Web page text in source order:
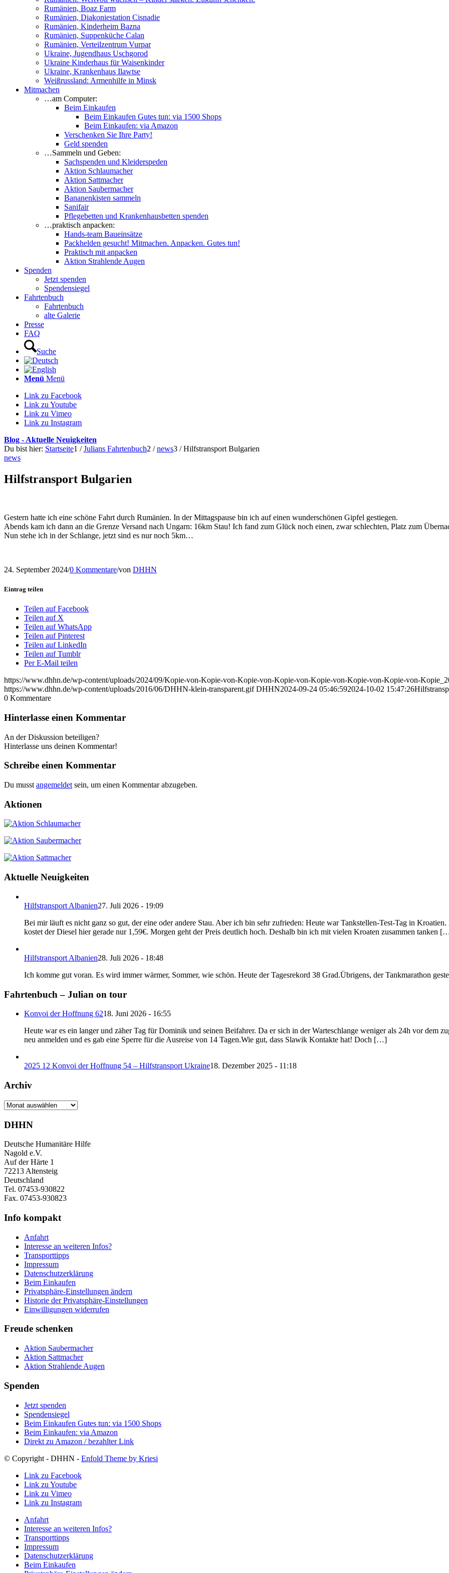
Rumänien, Boaz Farm
Rumänien, Diakoniestation Cisnadie
Rumänien, Kinderheim Bazna
Rumänien, Suppenküche Calan
Rumänien, Verteilzentrum Vurpar
Ukraine, Jugendhaus Uschgorod
Ukraine Kinderhaus für Waisenkinder
Ukraine, Krankenhaus Ilawtse
Weißrussland: Armenhilfe in Minsk
Mitmachen
…am Computer:
Beim Einkaufen
Beim Einkaufen Gutes tun: via 1500 Shops
Beim Einkaufen: via Amazon
Verschenken Sie Ihre Party!
Geld spenden
…Sammeln und Geben:
Sachspenden und Kleiderspeden
Aktion Schlaumacher
Aktion Sattmacher
Aktion Saubermacher
Bananenkisten sammeln
Sanifair
Pflegebetten und Krankenhausbetten spenden
…praktisch anpacken:
Hands-team Baueinsätze
Packhelden gesucht! Mitmachen. Anpacken. Gutes tun!
Praktisch mit anpacken
Aktion Strahlende Augen
Spenden
Jetzt spenden
Spendensiegel
Fahrtenbuch
Fahrtenbuch
alte Galerie
Presse
FAQ
Suche
Menü Menü
Link zu Facebook
Link zu Youtube
Link zu Vimeo
Link zu Instagram
Blog - Aktuelle Neuigkeiten
Du bist hier: Startseite1 / Julians Fahrtenbuch2 / news3 / Hilfstransport Bulgarien
news
Hilfstransport Bulgarien
Gestern hatte ich eine schöne Fahrt durch Rumänien. In der Mittagspause bin ich auf einen wunderschönen Gipfel gestiegen.
Abends kam ich dann an die Grenze Versand nach Ungarn: 16km Stau! Ich fand zum Glück noch einen, zwar schlechten, Platz zum
Nun stehe ich in der Schlange, jetzt sind es nur noch 5km…
24. September 2024/0 Kommentare/von DHHN
Eintrag teilen
Teilen auf Facebook
Teilen auf X
Teilen auf WhatsApp
Teilen auf Pinterest
Teilen auf LinkedIn
Teilen auf Tumblr
Per E-Mail teilen
https://www.dhhn.de/wp-content/uploads/2024/09/Kopie-von-Kopie-von-Kopie-von-Kopie-von-Kopie-von-Kopie-von-Kopie-von-
https://www.dhhn.de/wp-content/uploads/2016/06/DHHN-klein-transparent.gif DHHN2024-09-24 05:46:592024-10-02 15:47:26
0 Kommentare
Hinterlasse einen Kommentar
An der Diskussion beteiligen?
Hinterlasse uns deinen Kommentar!
Schreibe einen Kommentar
Du musst angemeldet sein, um einen Kommentar abzugeben.
Aktionen
Aktuelle Neuigkeiten
Hilfstransport Albanien27. Juli 2026 - 19:09
Bei mir läuft es nicht ganz so gut, der eine oder andere Stau. Aber ich bin sehr zufrieden: Heute war Tankstellen-Test-Tag in
kostet der Diesel hier gerade nur 1,59€. Morgen geht der Preis deutlich hoch. Deshalb bin ich mit vielen Kroaten zusammen tanken
Hilfstransport Albanien28. Juli 2026 - 18:48
Ich komme gut voran. Es wird immer wärmer, Sommer, wie schön. Heute der Tagesrekord 38 Grad.Übrigens, der Tankmarathon
Fahrtenbuch – Julian on tour
Konvoi der Hoffnung 6218. Juni 2026 - 16:55
Heute war es ein langer und zäher Tag für Dominik und seinen Beifahrer. Da er sich in der Warteschlange weniger als 24h vor dem
neu anmelden und es gab eine Sperre für die Ausreise von 14 Tagen.Wie gut, dass Slawik Kontakte hat! Doch […]
2025 12 Konvoi der Hoffnung 54 – Hilfstransport Ukraine18. Dezember 2025 - 11:18
Archiv
Archiv
DHHN
Deutsche Humanitäre Hilfe
Nagold e.V.
Auf der Härte 1
72213 Altensteig
Deutschland
Tel. 07453-930822
Fax. 07453-930823
Info kompakt
Anfahrt
Interesse an weiteren Infos?
Transporttipps
Impressum
Datenschutzerklärung
Beim Einkaufen
Privatsphäre-Einstellungen ändern
Historie der Privatsphäre-Einstellungen
Einwilligungen widerrufen
Freude schenken
Aktion Saubermacher
Aktion Sattmacher
Aktion Strahlende Augen
Spenden
Jetzt spenden
Spendensiegel
Beim Einkaufen Gutes tun: via 1500 Shops
Beim Einkaufen: via Amazon
Direkt zu Amazon / bezahlter Link
© Copyright - DHHN - Enfold Theme by Kriesi
Link zu Facebook
Link zu Youtube
Link zu Vimeo
Link zu Instagram
Anfahrt
Interesse an weiteren Infos?
Transporttipps
Impressum
Datenschutzerklärung
Beim Einkaufen